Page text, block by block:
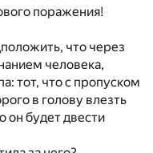
поражения!
что через
человека,
тот, что с пропуском
в голову влезть
он будет двести